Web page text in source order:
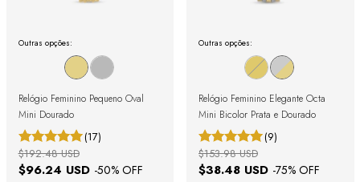
Outras opções:
Relógio Feminino Pequeno Oval
Mini Dourado
(17)
$96.24 USD -50% OFF
$192.48 USD
Outras opções:
Relógio Feminino Elegante Octa
Mini Bicolor Prata e Dourado
(9)
$38.48 USD -75% OFF
$153.98 USD